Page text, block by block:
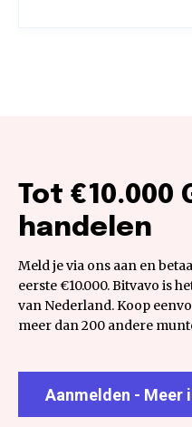
Tot €10.000
handelen
Meld je via ons aan en
eerste €10.000. Bitvavo is
van Nederland. Koop
meer dan 200 andere
Aanmelden - Meer